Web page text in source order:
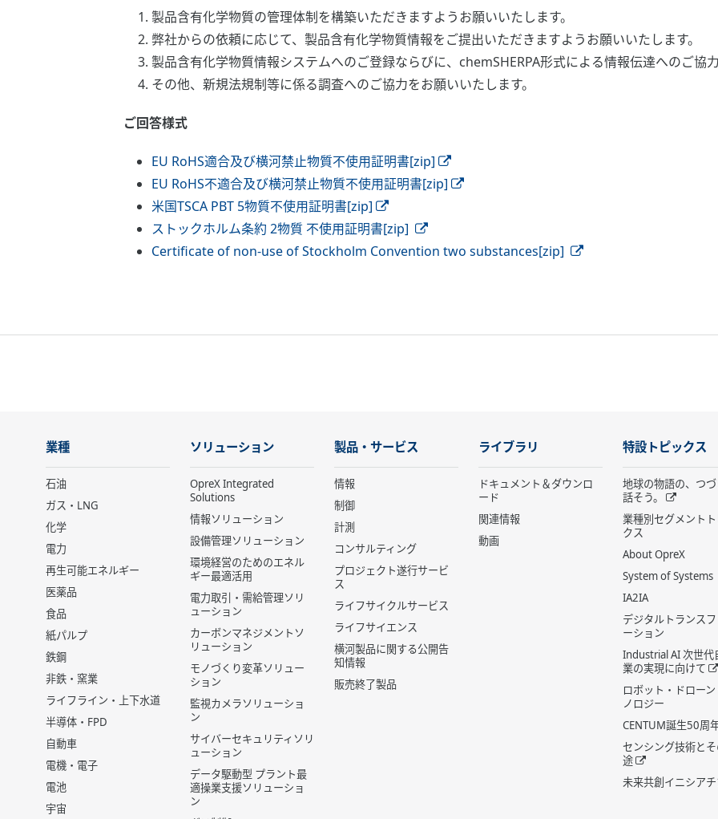
製品含有化学物質の管理体制を構築いただきますようお願いいたします。
弊社からの依頼に応じて、製品含有化学物質情報をご提出いただきますようお願いいたします。
製品含有化学物質情報システムへのご登録ならびに、chemSHERPA形式による情報伝達へのご協
その他、新規法規制等に係る調査へのご協力をお願いいたします。
ご回答様式
EU RoHS適合及び横河禁止物質不使用証明書[zip]
EU RoHS不適合及び横河禁止物質不使用証明書[zip]
米国TSCA PBT 5物質不使用証明書[zip]
ストックホルム条約 2物質 不使用証明書[zip]
Certificate of non-use of Stockholm Convention two substances[zip]
業種
石油
ガス・LNG
化学
電力
再生可能エネルギー
医薬品
食品
紙パルプ
鉄鋼
非鉄・窯業
ライフライン・上下水道
半導体・FPD
自動車
電機・電子
電池
宇宙
ソリューション
OpreX Integrated
Solutions
情報ソリューション
設備管理ソリューション
環境経営のためのエネル
ギー最適活用
電力取引・需給管理ソリ
ューション
カーボンマネジメントソ
リューション
モノづくり変革ソリュー
ション
監視カメラソリューショ
ン
サイバーセキュリティソリ
ューション
データ駆動型 プラント最
適操業支援ソリューショ
ン
製品・サービス
情報
制御
計測
コンサルティング
プロジェクト遂行サービ
ス
ライフサイクルサービス
ライフサイエンス
横河製品に関する公開告
知情報
販売終了製品
ライブラリ
ドキュメント＆ダウンロ
ード
関連情報
動画
特設トピックス
地球の物語の、つ
話そう。
業種別セグメントト
クス
About OpreX
System of Systems
IA2IA
デジタルトランス
ーション
Industrial AI 次世代
業の実現に向けて
ロボット・ドローン
ノロジー
CENTUM誕生50周
センシング技術と
途
未来共創イニシア